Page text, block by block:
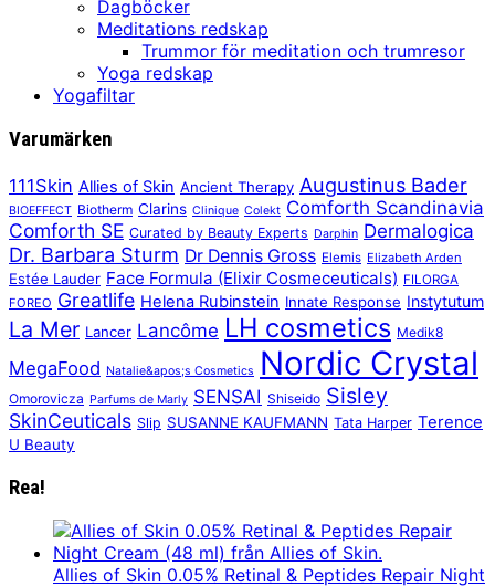
Dagböcker
Meditations redskap
Trummor för meditation och trumresor
Yoga redskap
Yogafiltar
Varumärken
111Skin Allies of Skin Ancient Therapy Augustinus Bader
BIOEFFECT Biotherm Clarins Clinique Colekt Comforth Scandinavia
Comforth SE Curated by Beauty Experts Darphin Dermalogica
Dr. Barbara Sturm Dr Dennis Gross Elemis Elizabeth Arden
Estée Lauder Face Formula (Elixir Cosmeceuticals) FILORGA
FOREO Greatlife Helena Rubinstein Innate Response Instytutum
La Mer Lancer Lancôme LH cosmetics Medik8
MegaFood Natalie&apos;s Cosmetics Nordic Crystal
Omorovicza Parfums de Marly SENSAI Shiseido Sisley
SkinCeuticals Slip SUSANNE KAUFMANN Tata Harper Terence
U Beauty
Rea!
Allies of Skin 0.05% Retinal & Peptides Repair Night